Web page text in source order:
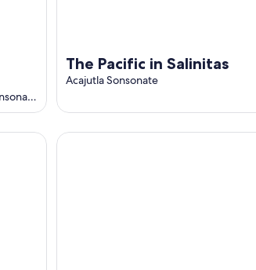
The Pacific in Salinitas
Acajutla Sonsonate
Veraneras, Acajutla
Hotel y restaurante Punta Diamantes